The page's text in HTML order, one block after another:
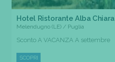
Hotel Ristorante Alba Chiara
Melendugno (LE) / Puglia
Sconto A VACANZA A settembre
SCOPRI